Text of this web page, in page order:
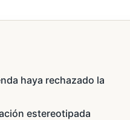
haya rechazado la
estereotipada